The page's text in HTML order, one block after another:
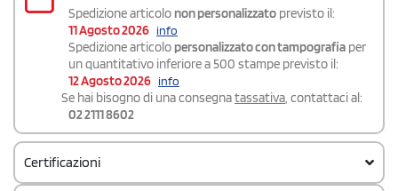
Spedizione articolo non personalizzato previsto il:
11 Agosto 2026 info
Spedizione articolo personalizzato con tampografia per
un quantitativo inferiore a 500 stampe previsto il:
12 Agosto 2026 info
Se hai bisogno di una consegnatassativa, contattaci al:
02 2111 8602
Certificazioni